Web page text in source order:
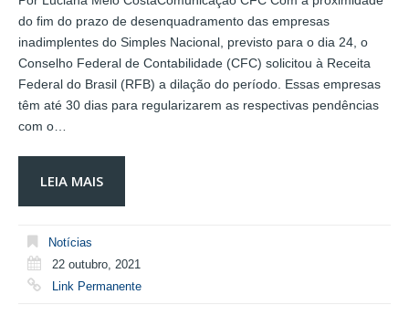
do fim do prazo de desenquadramento das empresas
inadimplentes do Simples Nacional, previsto para o dia 24, o
Conselho Federal de Contabilidade (CFC) solicitou à Receita
Federal do Brasil (RFB) a dilação do período. Essas empresas
têm até 30 dias para regularizarem as respectivas pendências
com o…
LEIA MAIS
Notícias
22 outubro, 2021
Link Permanente